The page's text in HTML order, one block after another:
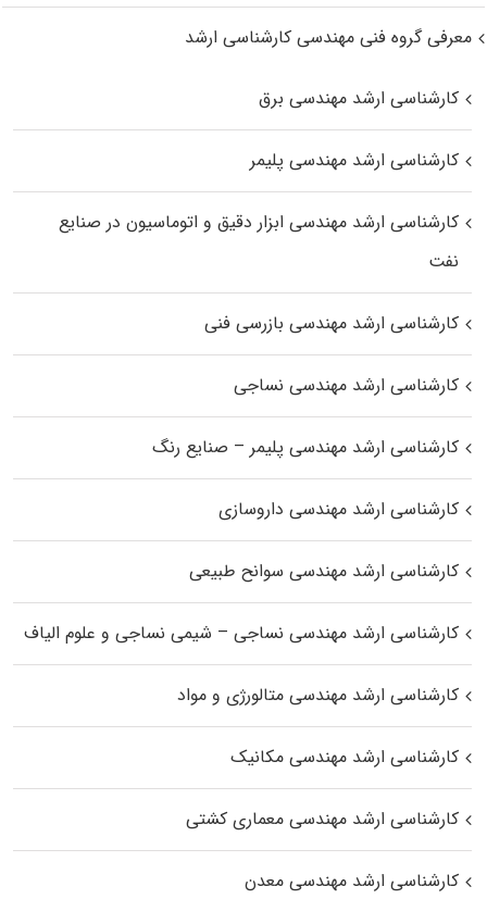
معرفی گروه فنی مهندسی کارشناسی ارشد
کارشناسی ارشد مهندسی برق
کارشناسی ارشد مهندسی پلیمر
کارشناسی ارشد مهندسی ابزار دقیق و اتوماسیون در صنایع
نفت
کارشناسی ارشد مهندسی بازرسی فنی
کارشناسی ارشد مهندسی نساجی
کارشناسی ارشد مهندسی پلیمر – صنایع رنگ
کارشناسی ارشد مهندسی داروسازی
کارشناسی ارشد مهندسی سوانح طبیعی
کارشناسی ارشد مهندسی نساجی – شیمی نساجی و علوم الیاف
کارشناسی ارشد مهندسی متالورژی و مواد
کارشناسی ارشد مهندسی مکانیک
کارشناسی ارشد مهندسی معماری کشتی
کارشناسی ارشد مهندسی معدن